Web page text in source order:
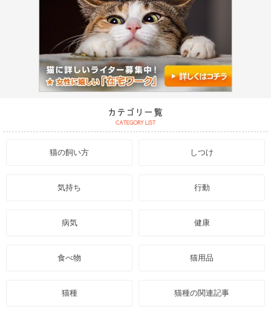
猫の飼い方 しつけ
気持ち 行動
病気 健康
食べ物 猫用品
猫種 猫種の関連記事